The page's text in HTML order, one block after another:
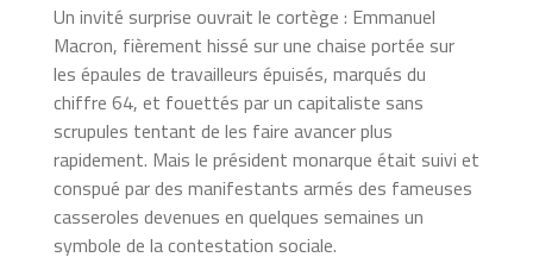
Un invité surprise ouvrait le cortège : Emmanuel
Macron, fièrement hissé sur une chaise portée sur
les épaules de travailleurs épuisés, marqués du
chiffre 64, et fouettés par un capitaliste sans
scrupules tentant de les faire avancer plus
rapidement. Mais le président monarque était suivi et
conspué par des manifestants armés des fameuses
casseroles devenues en quelques semaines un
symbole de la contestation sociale.